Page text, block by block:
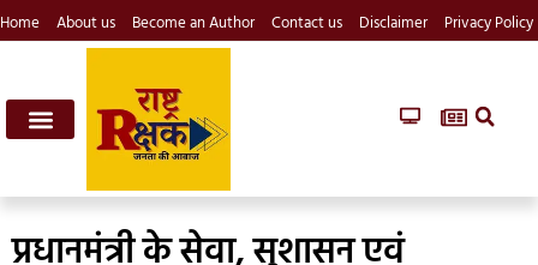
Home About us Become an Author Contact us Disclaimer Privacy Policy
प्रधानमंत्री के सेवा, सुशासन एवं